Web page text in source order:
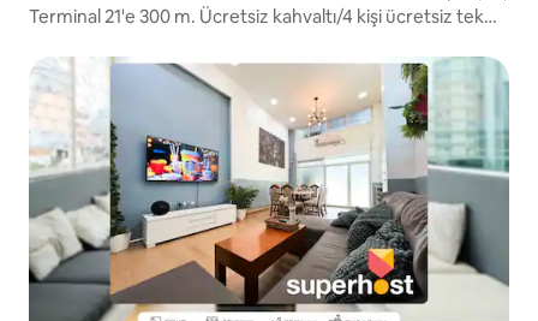
Terminal 21'e 300 m. Ücretsiz kahvaltı/4 kişi ücretsiz tek